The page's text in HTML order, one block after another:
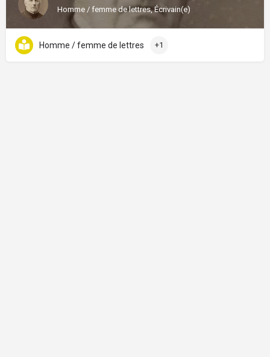
Homme / femme de lettres, Écrivain(e)
Homme / femme de lettres +1